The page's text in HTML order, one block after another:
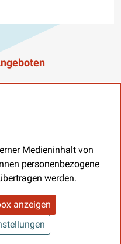
Medieninhalt von
personenbezogene
werden.
anzeigen